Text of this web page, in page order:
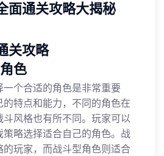
面通关攻略大揭秘
关攻略
色
个合适的角色是非常重要
特点和能力，不同的角色在
风格也有所不同。玩家可以
略选择适合自己的角色。战
玩家，而战斗型角色则适合